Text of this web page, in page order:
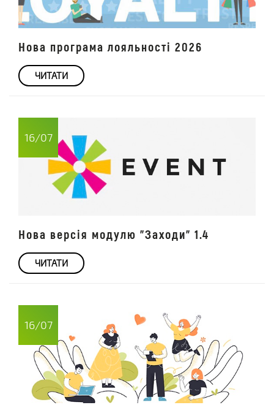
Нова програма лояльності 2026
ЧИТАТИ
16/07
Нова версія модулю "Заходи" 1.4
ЧИТАТИ
16/07